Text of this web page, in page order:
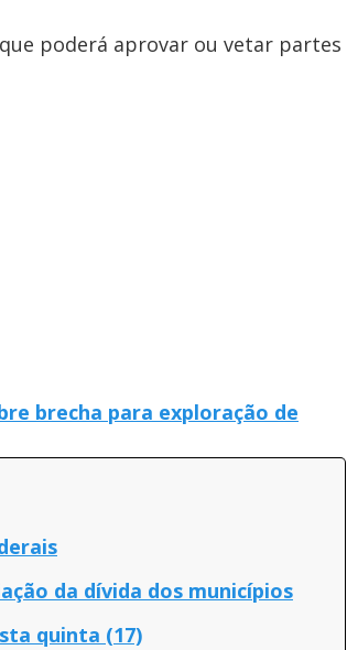
poderá aprovar ou vetar partes
brecha para exploração de
da dívida dos municípios
quinta (17)